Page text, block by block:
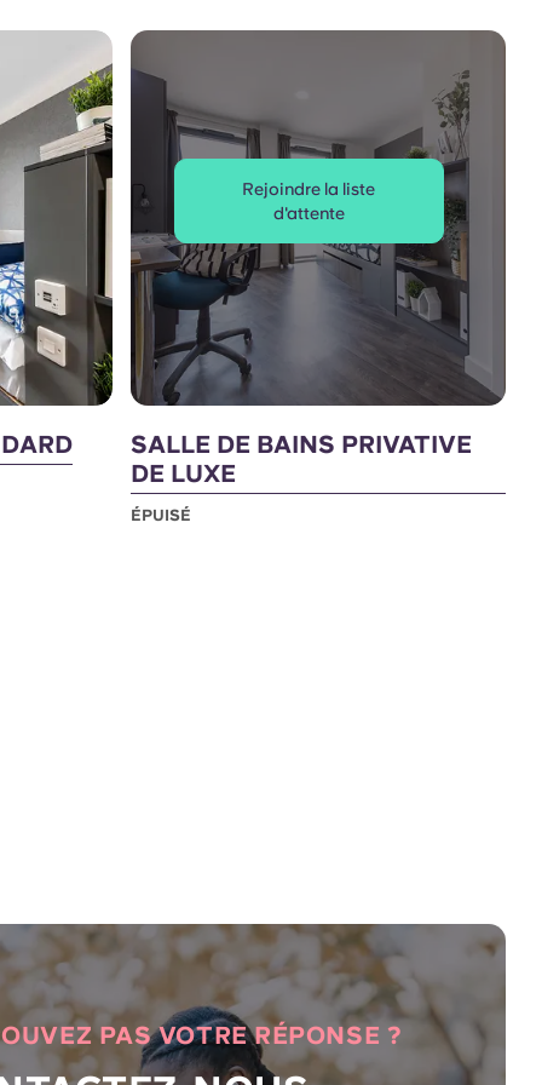
Rejoindre la liste
d'attente
SALLE DE BAINS PRIVATIVE
DE LUXE
ÉPUISÉ
PAS VOTRE RÉPONSE ?